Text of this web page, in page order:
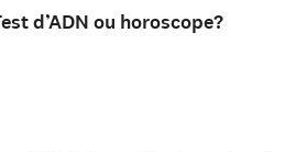
d’ADN ou horoscope?